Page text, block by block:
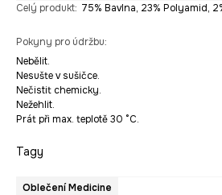
Celý produkt: 75% Bavlna, 23% Polyamid,
Pokyny pro údržbu:
Nebělit.
Nesušte v sušičce.
Nečistit chemicky.
Nežehlit.
Prát při max. teplotě 30 °C.
Tagy
Oblečení Medicine